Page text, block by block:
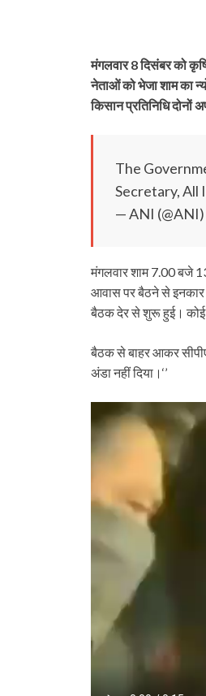
मंगलवार 8 दिसंबर को
नेताओं को भेजा शाम का
किसान प्रतिनिधि दोनों
The
Secretary, All
— ANI (@ANI)
मंगलवार शाम 7.00 बजे
आवास पर बैठने से इनकार
बैठक देर से शुरू हुई। कोई
बैठक से बाहर आकर
अंडा नहीं दिया।‘’